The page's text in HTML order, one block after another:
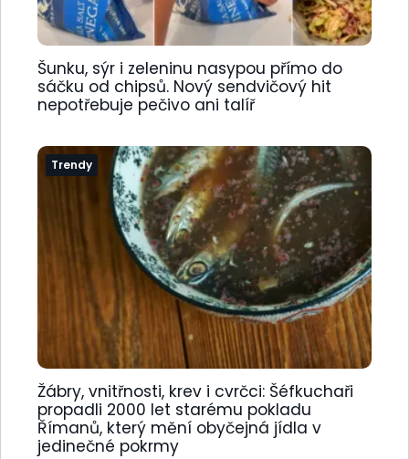
Šunku, sýr i zeleninu nasypou přímo do
sáčku od chipsů. Nový sendvičový hit
nepotřebuje pečivo ani talíř
Trendy
Žábry, vnitřnosti, krev i cvrčci: Šéfkuchaři
propadli 2000 let starému pokladu
Římanů, který mění obyčejná jídla v
jedinečné pokrmy